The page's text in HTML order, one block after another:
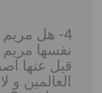
4- هل
نفسها
قيل عنها
العالمين